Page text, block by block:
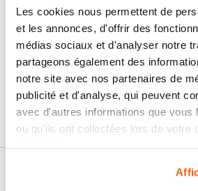
Les cookies nous permettent de
et les annonces, d'offrir des
médias sociaux et d'analyser notre
partageons également des
notre site avec nos partenaires de
publicité et d'analyse, qui peuvent
avec d'autres informations que vous
ou qu'ils ont collectées lors de votre
100% sécurisé
3x
Livraison
24/72H
Garanties